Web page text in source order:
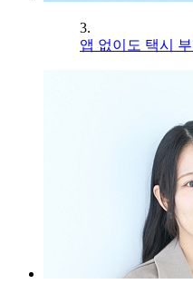
3.
앱 없이도 택시